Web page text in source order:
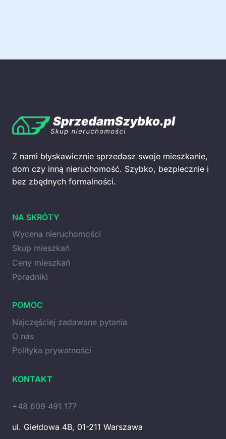
Z nami błyskawicznie sprzedasz swoje mieszkanie,
dom czy inną nieruchomość. Szybko, bezpiecznie i
bez zbędnych formalności.
NA SKRÓTY
Wycena nieruchomości
Skup mieszkań
Ceny mieszkań
Poradniki
POMOC
Najczęściej zadawane pytania
O nas
Polityka prywatności
KONTAKT
+48 609 491 177
ul. Giełdowa 4B, 01-211 Warszawa